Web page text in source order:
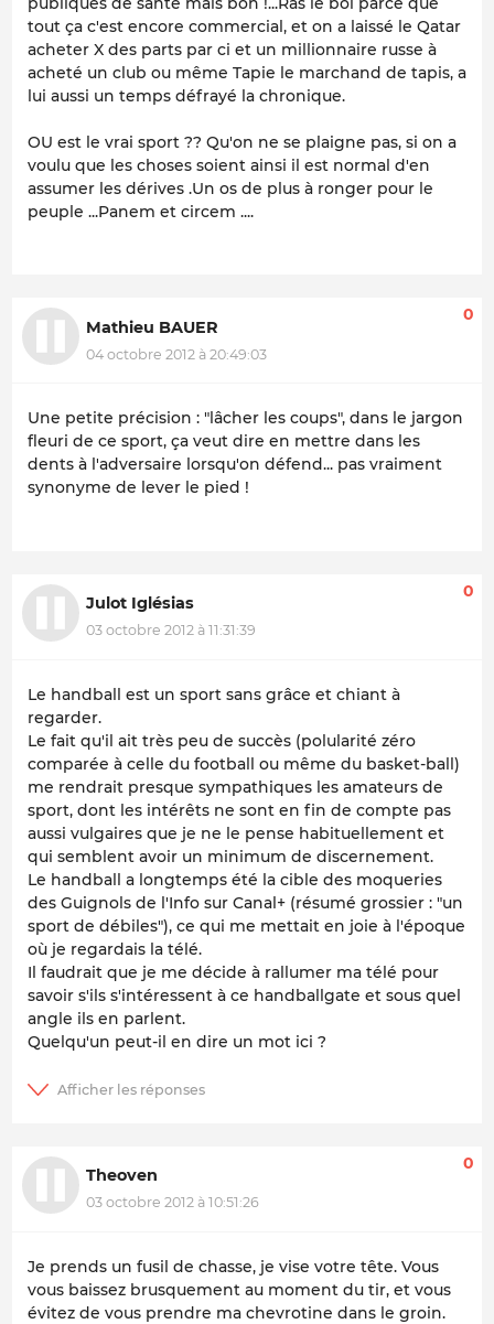
tout ça c'est encore commercial, et on a laissé le Qatar
acheter X des parts par ci et un millionnaire russe à
acheté un club ou même Tapie le marchand de tapis, a
lui aussi un temps défrayé la chronique.
OU est le vrai sport ?? Qu'on ne se plaigne pas, si on a
voulu que les choses soient ainsi il est normal d'en
assumer les dérives .Un os de plus à ronger pour le
peuple ...Panem et circem ....
Mathieu BAUER
04 octobre 2012 à 20:49:03
0
Une petite précision : "lâcher les coups", dans le jargon
fleuri de ce sport, ça veut dire en mettre dans les
dents à l'adversaire lorsqu'on défend... pas vraiment
synonyme de lever le pied !
Julot Iglésias
03 octobre 2012 à 11:31:39
0
Le handball est un sport sans grâce et chiant à
regarder.
Le fait qu'il ait très peu de succès (polularité zéro
comparée à celle du football ou même du basket-ball)
me rendrait presque sympathiques les amateurs de
sport, dont les intérêts ne sont en fin de compte pas
aussi vulgaires que je ne le pense habituellement et
qui semblent avoir un minimum de discernement.
Le handball a longtemps été la cible des moqueries
des Guignols de l'Info sur Canal+ (résumé grossier : "un
sport de débiles"), ce qui me mettait en joie à l'époque
où je regardais la télé.
Il faudrait que je me décide à rallumer ma télé pour
savoir s'ils s'intéressent à ce handballgate et sous quel
angle ils en parlent.
Quelqu'un peut-il en dire un mot ici ?
Theoven
03 octobre 2012 à 10:51:26
0
Je prends un fusil de chasse, je vise votre tête. Vous
vous baissez brusquement au moment du tir, et vous
évitez de vous prendre ma chevrotine dans le groin.